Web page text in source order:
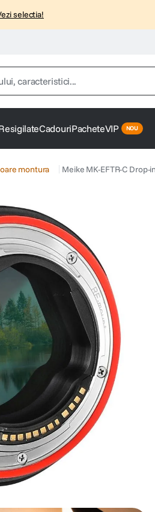
selectia!
CadouriPacheteVIP
montura Meike MK-EFTR-C Drop-